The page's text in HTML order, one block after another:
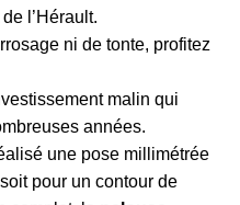
l’Hérault.
ni de tonte, profitez
malin qui
années.
une pose millimétrée
pour un contour de